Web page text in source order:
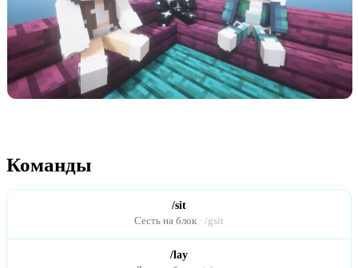
Команды
/sit
Сесть на блок · /gsit
/lay